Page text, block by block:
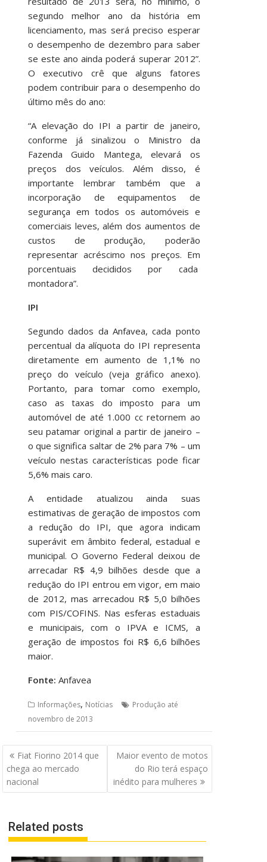
segundo melhor ano da história em
licenciamento, mas será preciso esperar
o desempenho de dezembro para saber
se este ano ainda poderá superar 2012”.
O executivo crê que alguns fatores
podem contribuir para o desempenho do
último mês do ano:
“A elevação do IPI a partir de janeiro,
conforme já sinalizou o Ministro da
Fazenda Guido Mantega, elevará os
preços dos veículos. Além disso, é
importante lembrar também que a
incorporação de equipamentos de
segurança em todos os automóveis e
comerciais leves, além dos aumentos de
custos de produção, poderão
representar acréscimo nos preços. Em
porcentuais decididos por cada
montadora”.
IPI
Segundo dados da Anfavea, cada ponto
percentual da alíquota do IPI representa
diretamente em aumento de 1,1% no
preço do veículo (veja gráfico anexo).
Portanto, para tomar como exemplo,
caso as taxas do imposto para um
automóvel de até 1.000 cc retornem ao
seu patamar original a partir de janeiro –
o que significa saltar de 2% para 7% – um
veículo nestas características pode ficar
5,6% mais caro.
A entidade atualizou ainda suas
estimativas de geração de impostos com
a redução do IPI, que agora indicam
superávit em âmbito federal, estadual e
municipal. O Governo Federal deixou de
arrecadar R$ 4,9 bilhões desde que a
redução do IPI entrou em vigor, em maio
de 2012, mas arrecadou R$ 5,0 bilhões
com PIS/COFINS. Nas esferas estaduais
e municipais, com o IPVA e ICMS, a
geração de impostos foi R$ 6,6 bilhões
maior.
Fonte: Anfavea
Informações, Notícias
Produção até
novembro de 2013
Navegação
de
Post
Fiat Fiorino 2014 que
chega ao mercado
nacional
Maior evento de motos
do Rio terá espaço
inédito para mulheres
Related posts